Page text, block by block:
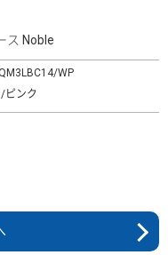
ス Noble
WP
ピンク